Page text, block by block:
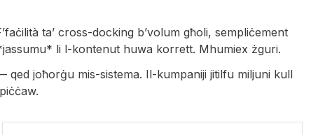
ta’ cross-docking b’volum għoli, sempliċement
li l-kontenut huwa korrett. Mhumiex żguri.
joħorġu mis-sistema. Il-kumpaniji jitilfu miljuni kull